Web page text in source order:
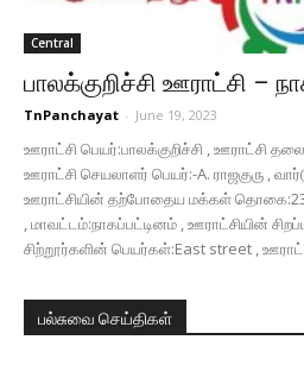
Central
பாலக்குறிச்சி ஊராட்சி –
TnPanchayat - June 19, 2023
ஊராட்சி பெயர்:பாலக்குறிச்சி , ஊராட்சி
ஊராட்சி செயலாளர் பெயர்:-A. ராஜகுரு ,
ஊராட்சியின் தற்போதைய மக்கள்
, மாவட்டம்:நாகப்பட்டினம் , ஊராட்சியின்
சிற்றூர்களின் பெயர்கள்:East street ,
பல்சுவை செய்திகள்